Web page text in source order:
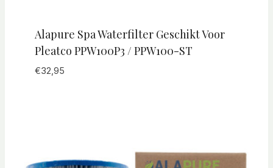
Alapure Spa Waterfilter Geschikt Voor
Pleatco PPW100P3 / PPW100-ST
€32,95